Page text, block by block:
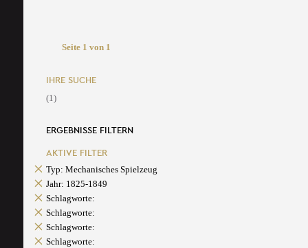
Seite 1 von 1
IHRE SUCHE
(1)
ERGEBNISSE FILTERN
AKTIVE FILTER
Typ: Mechanisches Spielzeug
Jahr: 1825-1849
Schlagworte:
Schlagworte:
Schlagworte:
Schlagworte: